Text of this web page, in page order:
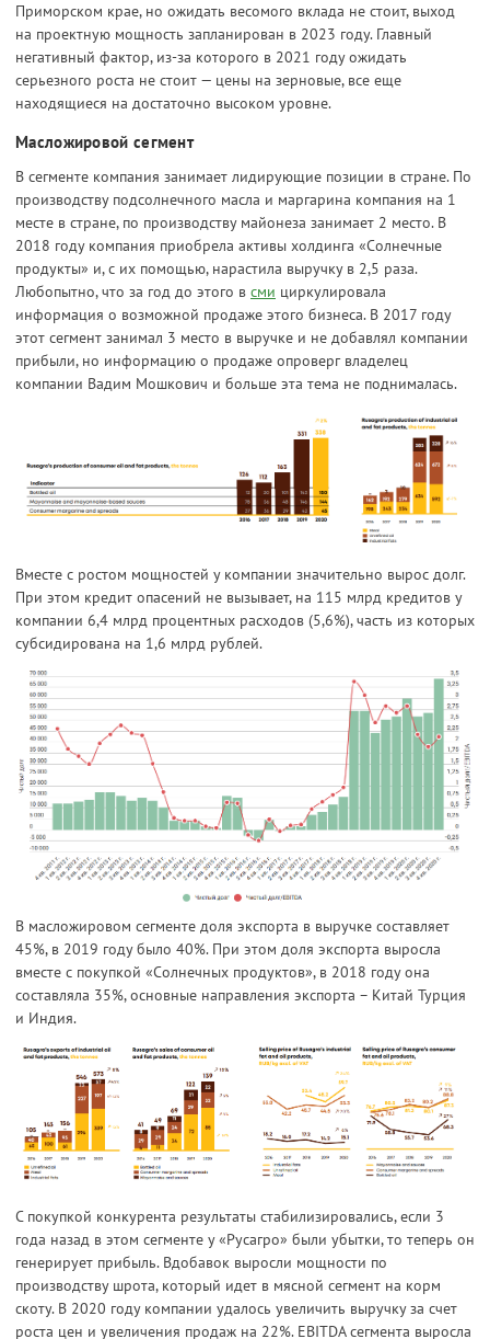
Приморском крае, но ожидать весомого вклада не стоит, выход
на проектную мощность запланирован в 2023 году. Главный
негативный фактор, из-за которого в 2021 году ожидать
серьезного роста не стоит — цены на зерновые, все еще
находящиеся на достаточно высоком уровне.
Масложировой сегмент
В сегменте компания занимает лидирующие позиции в стране. По
производству подсолнечного масла и маргарина компания на 1
месте в стране, по производству майонеза занимает 2 место. В
2018 году компания приобрела активы холдинга «Солнечные
продукты» и, с их помощью, нарастила выручку в 2,5 раза.
Любопытно, что за год до этого в сми циркулировала
информация о возможной продаже этого бизнеса. В 2017 году
этот сегмент занимал 3 место в выручке и не добавлял компании
прибыли, но информацию о продаже опроверг владелец
компании Вадим Мошкович и больше эта тема не поднималась.
Вместе с ростом мощностей у компании значительно вырос долг.
При этом кредит опасений не вызывает, на 115 млрд кредитов у
компании 6,4 млрд процентных расходов (5,6%), часть из которых
субсидирована на 1,6 млрд рублей.
В масложировом сегменте доля экспорта в выручке составляет
45%, в 2019 году было 40%. При этом доля экспорта выросла
вместе с покупкой «Солнечных продуктов», в 2018 году она
составляла 35%, основные направления экспорта – Китай Турция
и Индия.
С покупкой конкурента результаты стабилизировались, если 3
года назад в этом сегменте у «Русагро» были убытки, то теперь он
генерирует прибыль. Вдобавок выросли мощности по
производству шрота, который идет в мясной сегмент на корм
скоту. В 2020 году компании удалось увеличить выручку за счет
роста цен и увеличения продаж на 22%. EBITDA сегмента выросла